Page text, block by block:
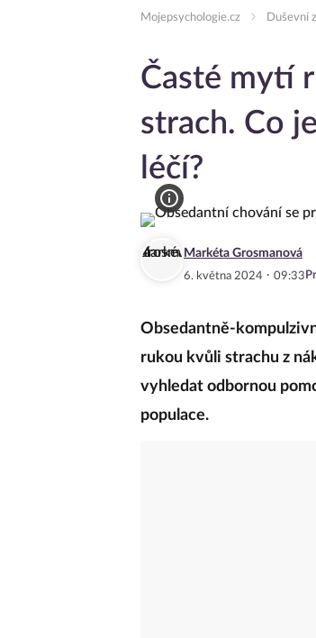
Mojepsychologie.cz Duševní
Časté mytí
strach. Co
léčí?
Markéta Grosmanová
6. května 2024 · 09:33
Obsedantně-
rukou kvůli strachu z
vyhledat odbornou
populace.